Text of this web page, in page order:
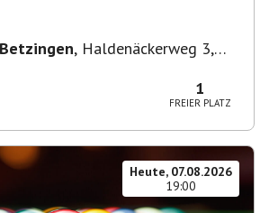
, Haldenäckerweg 3,
1
FREIER PLATZ
Heute, 07.08.2026
19:00